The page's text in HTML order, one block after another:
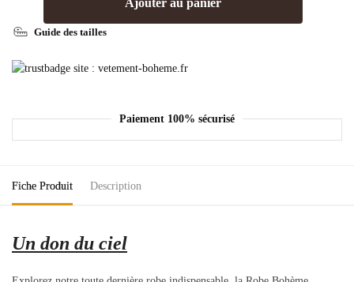
Guide des tailles
Paiement 100% sécurisé
Fiche Produit Description
Un don du ciel